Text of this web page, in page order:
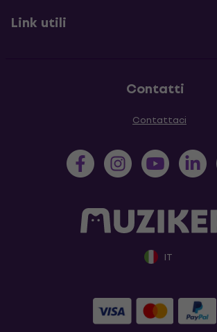
Link utili
Contatti
Contattaci
IT